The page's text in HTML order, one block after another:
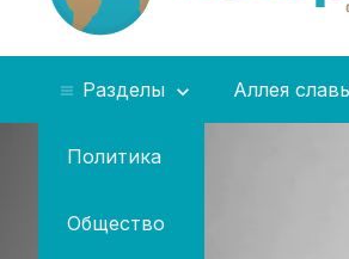
Разделы
Политика
Общество
Аллея